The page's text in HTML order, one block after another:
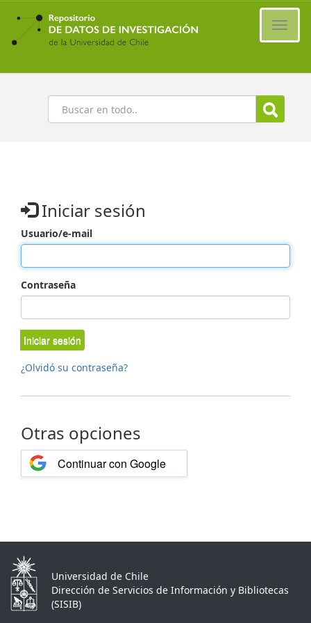
Ir
contenido
principal
Buscar
Iniciar sesión
Usuario/e-mail
Contraseña
Iniciar sesión
¿Olvidó su contraseña?
Otras opciones
Continuar con Google
Universidad de Chile
Dirección de Servicios de Información y Bibliotecas
(SISIB)